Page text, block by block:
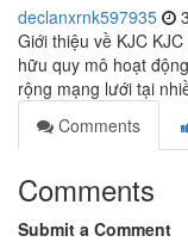
declanxrnk597935
Giới thiệu về KJC
hữu quy mô hoạt
rộng mạng lưới tại
Comments
Comments
Submit a Comment